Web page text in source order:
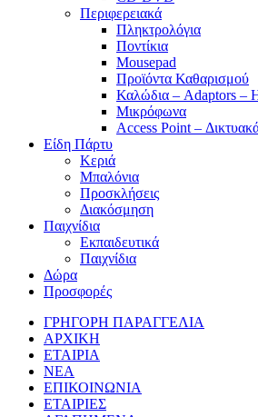
Περιφερειακά
Πληκτρολόγια
Ποντίκια
Mousepad
Προϊόντα Καθαρισμού
Καλώδια – Adaptors –
Μικρόφωνα
Access Point –
Είδη Πάρτυ
Κεριά
Μπαλόνια
Προσκλήσεις
Διακόσμηση
Παιχνίδια
Εκπαιδευτικά
Παιχνίδια
Δώρα
Προσφορές
ΓΡΗΓΟΡΗ ΠΑΡΑΓΓΕΛΙΑ
ΑΡΧΙΚΗ
ΕΤΑΙΡΙΑ
ΝΕΑ
ΕΠΙΚΟΙΝΩΝΙΑ
ΕΤΑΙΡΙΕΣ